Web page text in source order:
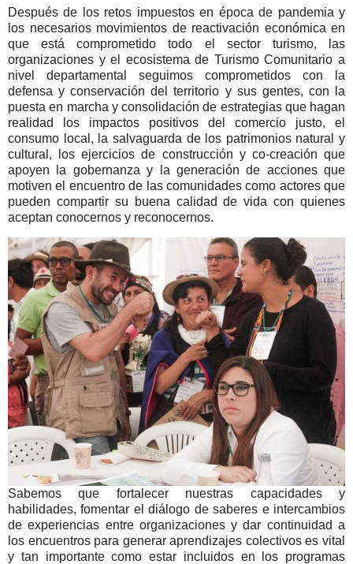
Después de los retos impuestos en época de pandemia y
los necesarios movimientos de reactivación económica en
que está comprometido todo el sector turismo, las
organizaciones y el ecosistema de Turismo Comunitario a
nivel departamental seguimos comprometidos con la
defensa y conservación del territorio y sus gentes, con la
puesta en marcha y consolidación de estrategias que hagan
realidad los impactos positivos del comercio justo, el
consumo local, la salvaguarda de los patrimonios natural y
cultural, los ejercicios de construcción y co-creación que
apoyen la gobernanza y la generación de acciones que
motiven el encuentro de las comunidades como actores que
pueden compartir su buena calidad de vida con quienes
aceptan conocernos y reconocernos.
Sabemos que fortalecer nuestras capacidades y
habilidades, fomentar el diálogo de saberes e intercambios
de experiencias entre organizaciones y dar continuidad a
los encuentros para generar aprendizajes colectivos es vital
y tan importante como estar incluidos en los programas